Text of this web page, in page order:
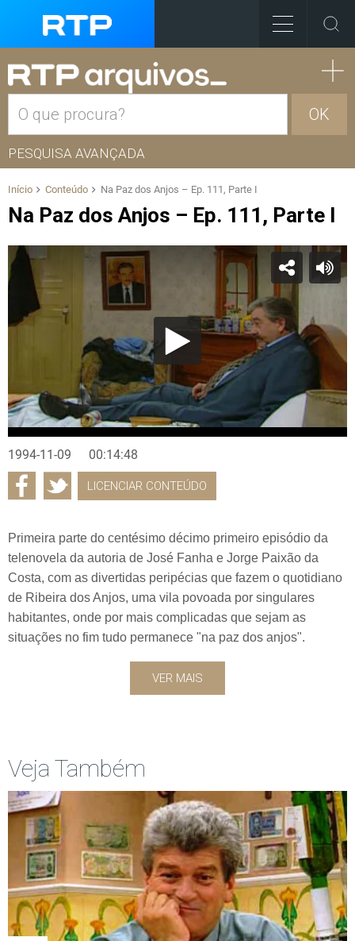
OK
PESQUISA AVANÇADA
Início Conteúdo Na Paz dos Anjos – Ep. 111, Parte I
Na Paz dos Anjos – Ep. 111, Parte I
1994-11-09 00:14:48
LICENCIAR CONTEÚDO
Primeira parte do centésimo décimo primeiro episódio da
telenovela da autoria de José Fanha e Jorge Paixão da
Costa, com as divertidas peripécias que fazem o quotidiano
de Ribeira dos Anjos, uma vila povoada por singulares
habitantes, onde por mais complicadas que sejam as
situações no fim tudo permanece "na paz dos anjos".
VER MAIS
Veja Também